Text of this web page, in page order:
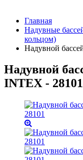
Главная
Надувные
кольцом)
Надувной
Надувной
INTEX - 28101